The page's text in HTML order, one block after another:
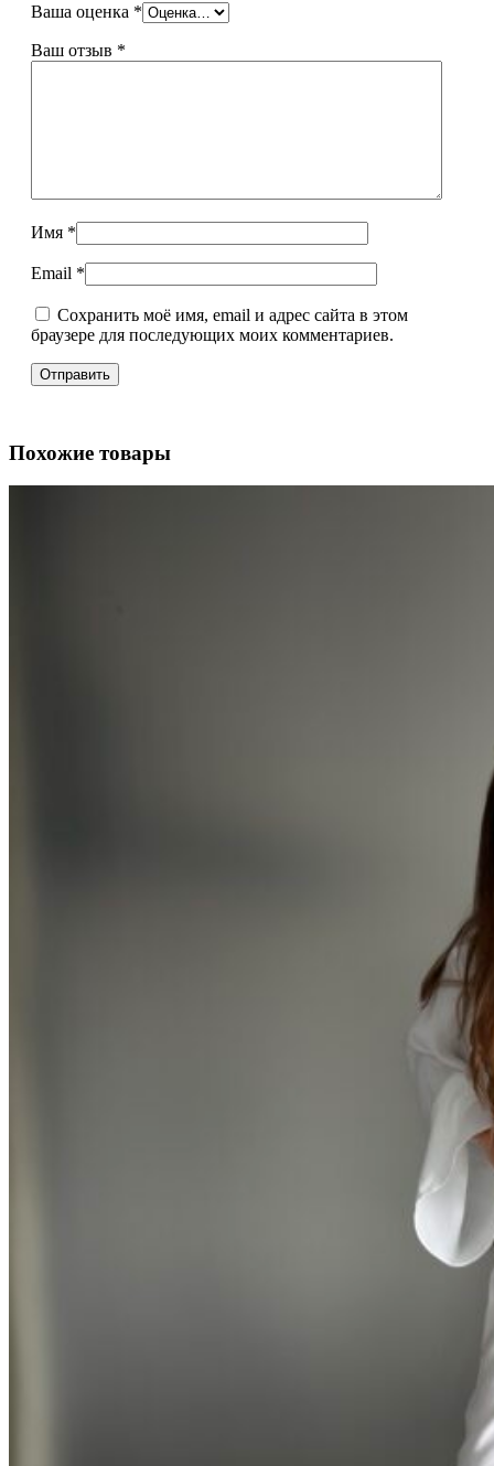
Ваша оценка *
Ваш отзыв *
Имя *
Email *
Сохранить моё имя, email и адрес сайта в этом
браузере для последующих моих комментариев.
Похожие товары